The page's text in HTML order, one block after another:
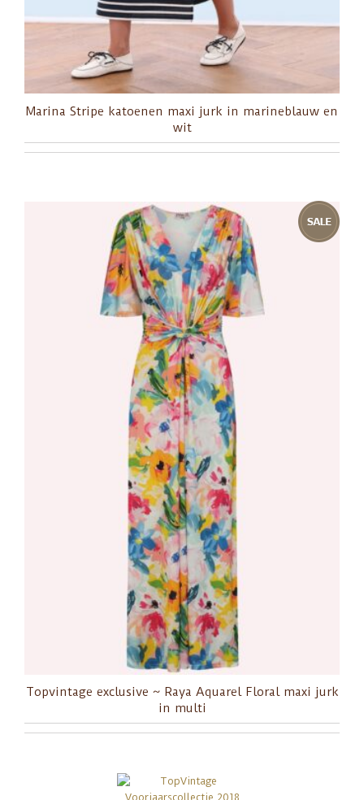
Marina Stripe katoenen maxi jurk in marineblauw en
wit
Topvintage exclusive ~ Raya Aquarel Floral maxi jurk
in multi